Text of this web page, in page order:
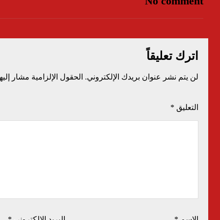
اترك تعليقاً
لن يتم نشر عنوان بريدك الإلكتروني. الحقول الإلزامية مشار
التعليق *